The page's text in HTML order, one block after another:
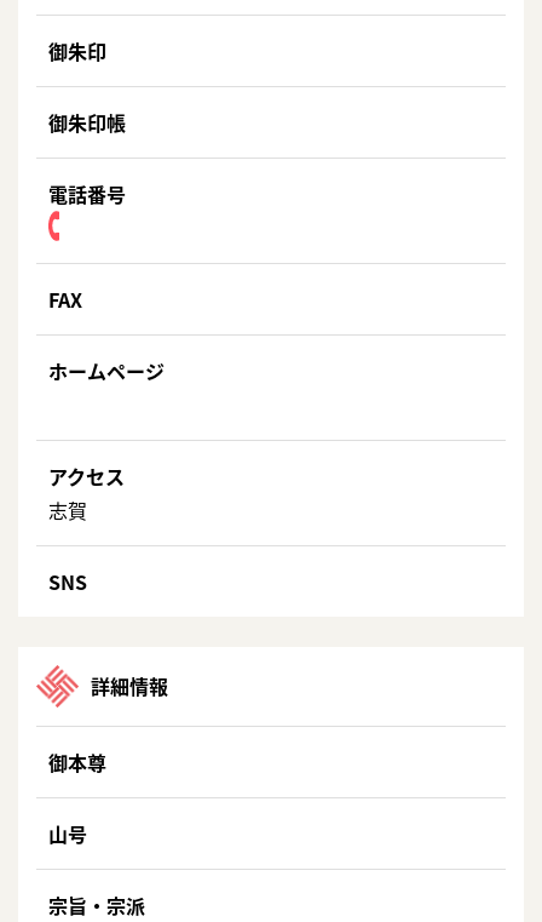
御朱印
御朱印帳
電話番号
FAX
ホームページ
アクセス
志賀
SNS
詳細情報
御本尊
山号
宗旨・宗派